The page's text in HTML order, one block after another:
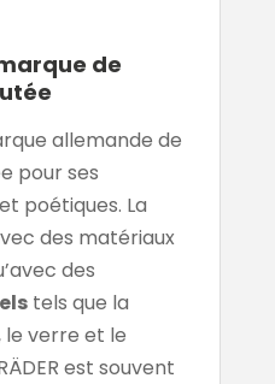
de
allemande de
pour ses
poétiques. La
des matériaux
des
tels que la
le verre et le
est souvent